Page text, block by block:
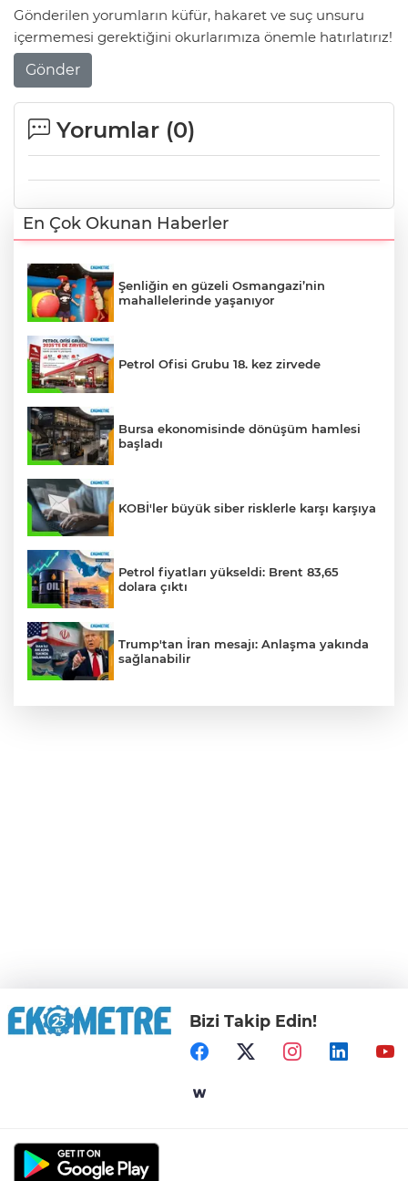
Gönderilen yorumların küfür, hakaret ve suç unsuru
içermemesi gerektiğini okurlarımıza önemle hatırlatırız!
Gönder
Yorumlar (0)
En Çok Okunan Haberler
Şenliğin en güzeli Osmangazi’nin
mahallelerinde yaşanıyor
Petrol Ofisi Grubu 18. kez zirvede
Bursa ekonomisinde dönüşüm hamlesi
başladı
KOBİ'ler büyük siber risklerle karşı karşıya
Petrol fiyatları yükseldi: Brent 83,65
dolara çıktı
Trump'tan İran mesajı: Anlaşma yakında
sağlanabilir
Bizi Takip Edin!